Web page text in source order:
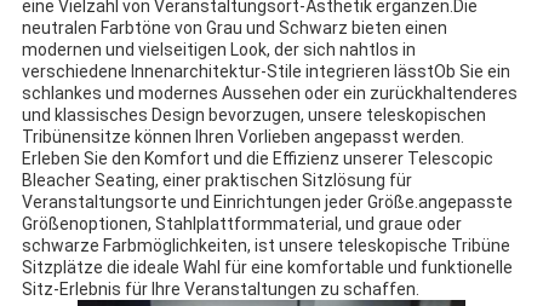
eine Vielzahl von Veranstaltungsort-Ästhetik ergänzen.Die
neutralen Farbtöne von Grau und Schwarz bieten einen
modernen und vielseitigen Look, der sich nahtlos in
verschiedene Innenarchitektur-Stile integrieren lässtOb Sie ein
schlankes und modernes Aussehen oder ein zurückhaltenderes
und klassisches Design bevorzugen, unsere teleskopischen
Tribünensitze können Ihren Vorlieben angepasst werden.
Erleben Sie den Komfort und die Effizienz unserer Telescopic
Bleacher Seating, einer praktischen Sitzlösung für
Veranstaltungsorte und Einrichtungen jeder Größe.angepasste
Größenoptionen, Stahlplattformmaterial, und graue oder
schwarze Farbmöglichkeiten, ist unsere teleskopische Tribüne
Sitzplätze die ideale Wahl für eine komfortable und funktionelle
Sitz-Erlebnis für Ihre Veranstaltungen zu schaffen.